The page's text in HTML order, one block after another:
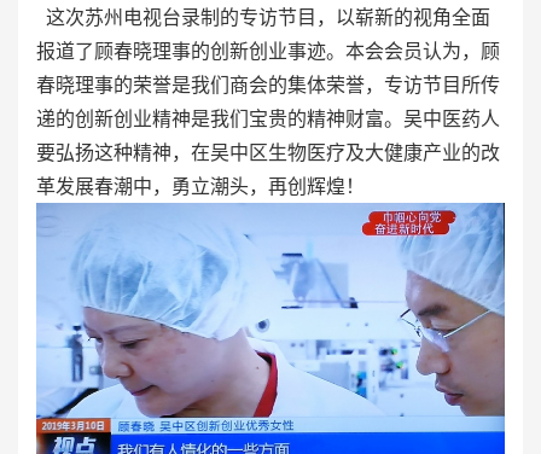
这次苏州电视台录制的专访节目，以崭新的视角全面
报道了顾春晓理事的创新创业事迹。本会会员认为，顾
春晓理事的荣誉是我们商会的集体荣誉，专访节目所传
递的创新创业精神是我们宝贵的精神财富。吴中医药人
要弘扬这种精神，在吴中区生物医疗及大健康产业的改
革发展春潮中，勇立潮头，再创辉煌！